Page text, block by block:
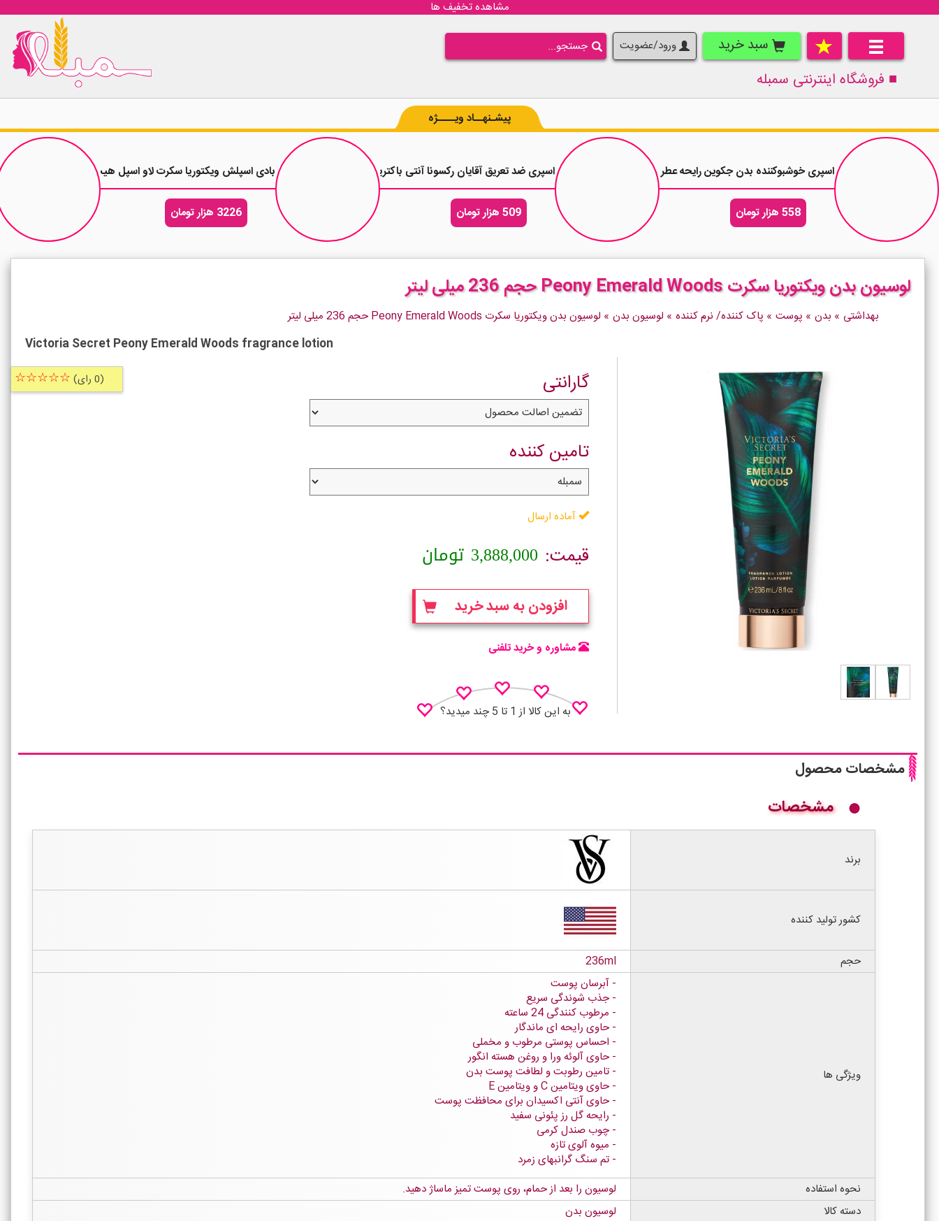
مشاهده تخفیف ها
سبد خرید ورود/عضویت
■ فروشگاه اینترنتی سمبله
پیشـنهــاد ویــــژه
اسپری خوشبوکننده بدن جکوین رایحه عطر زنانه دولچه اند گابانا لایت بلو حجم 200 میلی لیتر
558 هزار تومان
اسپری ضد تعریق آقایان رکسونا آنتی باکتریال Rexona Antibacterial Protection حجم 200 میلی لیتر
509 هزار تومان
بادی اسپلش ویکتوریا سکرت لاو اسپل هیت Love Spell Heat حجم 250 میلی لیتر
3226 هزار تومان
لوسیون بدن ویکتوریا سکرت Peony Emerald Woods حجم 236 میلی لیتر
بهداشتی » بدن » پوست » پاک کننده/ نرم کننده » لوسیون بدن » لوسیون بدن ویکتوریا سکرت Peony Emerald Woods حجم 236 میلی لیتر
Victoria Secret Peony Emerald Woods fragrance lotion
(0 رای) ☆☆☆☆☆ گارانتی
تامین کننده
آماده ارسال
قیمت: 3,888,000 تومان
افزودن به سبد خرید
مشاوره و خرید تلفنی
به این کالا از 1 تا 5 چند میدید؟
مشخصات محصول
مشخصات
برند
کشور تولید کننده
حجم 236ml
ویژگی ها
آبرسان پوست
جذب شوندگی سریع
مرطوب کنندگی 24 ساعته
حاوی رایحه ای ماندگار
احساس پوستی مرطوب و مخملی
حاوی آلوئه ورا و روغن هسته انگور
تامین رطوبت و لطافت پوست بدن
حاوی ویتامین C و ویتامین E
حاوی آنتی اکسیدان برای محافظت پوست
رایحه گل رز پئونی سفید
چوب صندل کرمی
میوه آلوی تازه
تم سنگ گرانبهای زمرد
نحوه استفاده
لوسیون را بعد از حمام، روی پوست تمیز ماساژ دهید.
دسته کالا
لوسیون بدن